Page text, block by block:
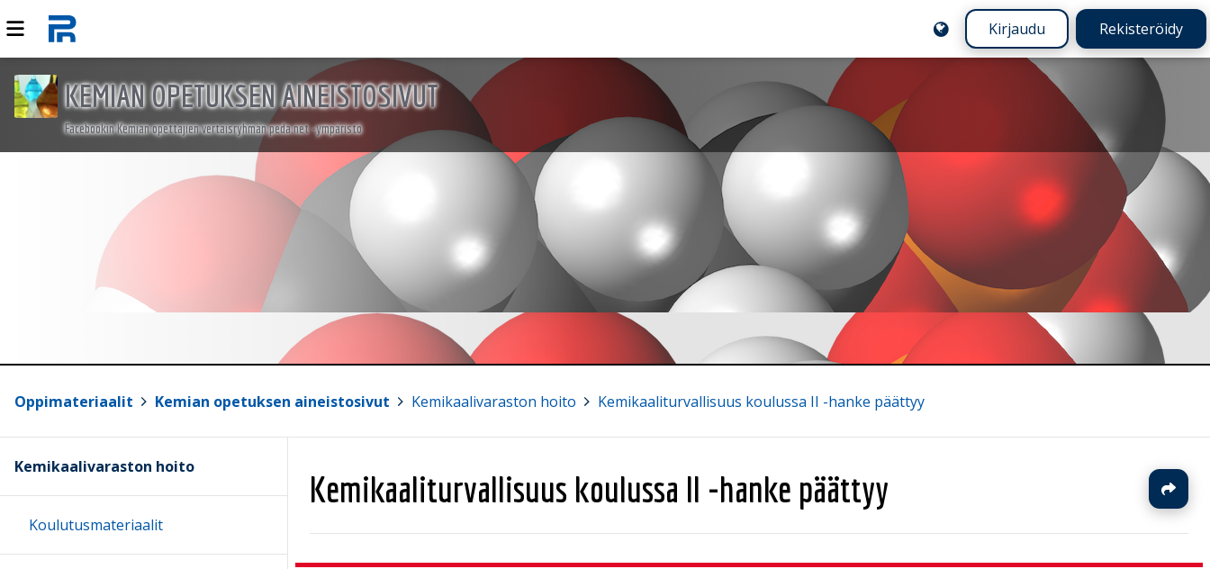
Kirjaudu Rekisteröidy
KEMIAN OPETUKSEN AINEISTOSIVUT
Facebookin Kemian opettajien vertaisryhmän peda.net -ympäristö
Oppimateriaalit Kemian opetuksen aineistosivut Kemikaalivaraston hoito Kemikaaliturvallisuus koulussa II -hanke päättyy
Kemikaaliturvallisuus koulussa II -hanke päättyy
Kemikaalivaraston hoito
Koulutusmateriaalit